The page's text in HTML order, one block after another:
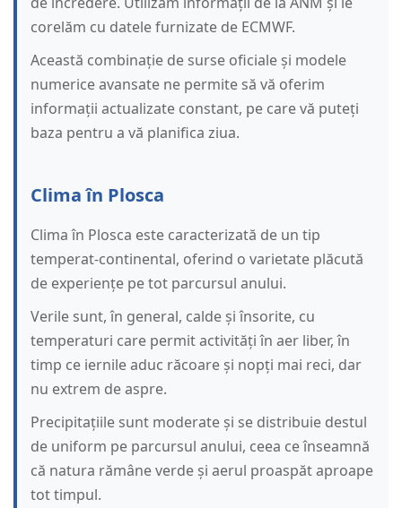
corelăm cu datele furnizate de ECMWF.
Această combinație de surse oficiale și modele
numerice avansate ne permite să vă oferim
informații actualizate constant, pe care vă puteți
baza pentru a vă planifica ziua.
Clima în Plosca
Clima în Plosca este caracterizată de un tip
temperat-continental, oferind o varietate plăcută
de experiențe pe tot parcursul anului.
Verile sunt, în general, calde și însorite, cu
temperaturi care permit activități în aer liber, în
timp ce iernile aduc răcoare și nopți mai reci, dar
nu extrem de aspre.
Precipitațiile sunt moderate și se distribuie destul
de uniform pe parcursul anului, ceea ce înseamnă
că natura rămâne verde și aerul proaspăt aproape
tot timpul.